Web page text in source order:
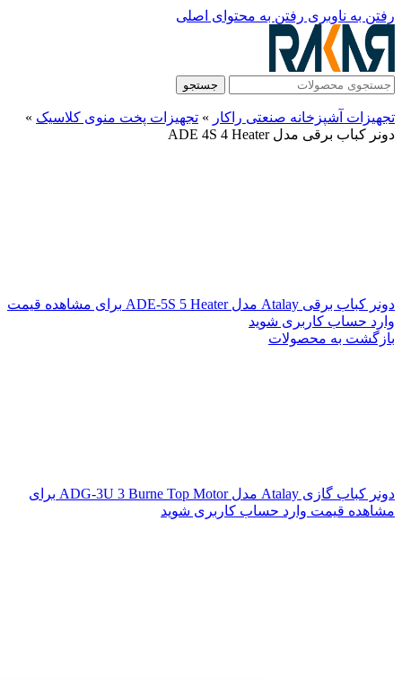
رفتن به ناوبری رفتن به محتوای اصلی
جستجو
تجهیزات آشپزخانه صنعتی راکار » تجهیزات پخت منوی کلاسیک »
دونر کباب برقی مدل ADE 4S 4 Heater
دونر کباب برقی Atalay مدل ADE-5S 5 Heater
برای مشاهده قیمت
وارد حساب کاربری شوید
بازگشت به محصولات
دونر کباب گازی Atalay مدل ADG-3U 3 Burne Top Motor
برای
مشاهده قیمت وارد حساب کاربری شوید